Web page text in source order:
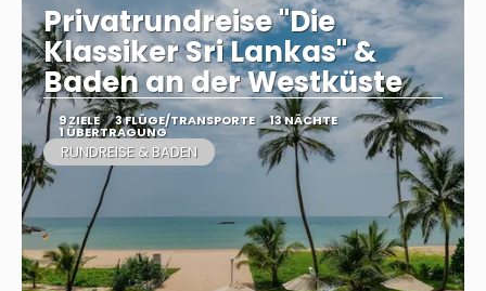
Privatrundreise "Die
Klassiker Sri Lankas" &
Baden an der Westküste
9 ZIELE 3 FLÜGE/TRANSPORTE 13 NÄCHTE
1 ÜBERTRAGUNG
RUNDREISE & BADEN